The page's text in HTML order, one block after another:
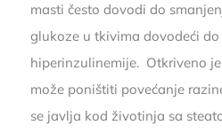
masti često dovodi do
glukoze u tkivima dovodeći
hiperinzulinemije. Otkriveno
može poništiti povećanje
se javlja kod životinja sa